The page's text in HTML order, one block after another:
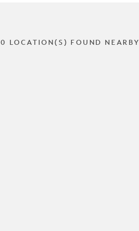
0 LOCATION(S) FOUND NEARBY